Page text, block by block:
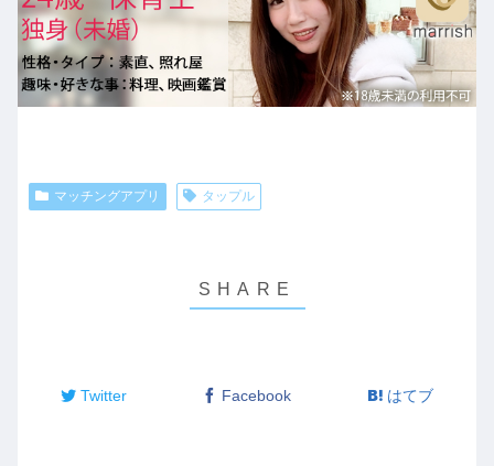
マッチングアプリ タップル
Twitter Facebook はてブ